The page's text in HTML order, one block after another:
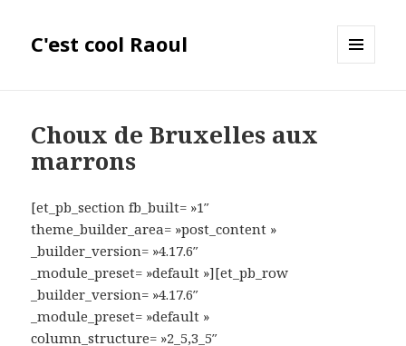
C'est cool Raoul
Choux de Bruxelles aux
marrons
[et_pb_section fb_built= »1″
theme_builder_area= »post_content »
_builder_version= »4.17.6″
_module_preset= »default »][et_pb_row
_builder_version= »4.17.6″
_module_preset= »default »
column_structure= »2_5,3_5″